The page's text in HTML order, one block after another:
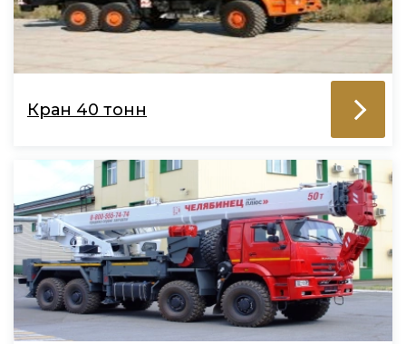
Кран 40 тонн